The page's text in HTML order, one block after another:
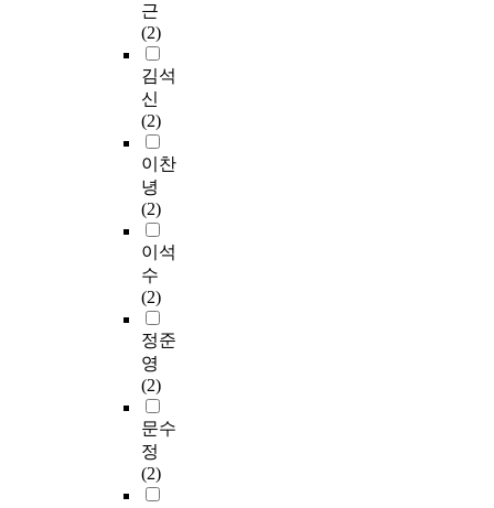
근
(2)
김석
신
(2)
이찬
녕
(2)
이석
수
(2)
정준
영
(2)
문수
정
(2)